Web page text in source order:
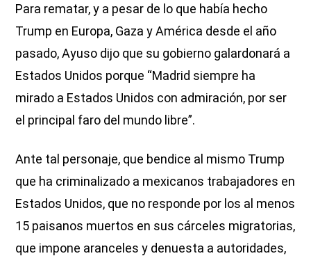
Para rematar, y a pesar de lo que había hecho
Trump en Europa, Gaza y América desde el año
pasado, Ayuso dijo que su gobierno galardonará a
Estados Unidos porque “Madrid siempre ha
mirado a Estados Unidos con admiración, por ser
el principal faro del mundo libre”.
Ante tal personaje, que bendice al mismo Trump
que ha criminalizado a mexicanos trabajadores en
Estados Unidos, que no responde por los al menos
15 paisanos muertos en sus cárceles migratorias,
que impone aranceles y denuesta a autoridades,